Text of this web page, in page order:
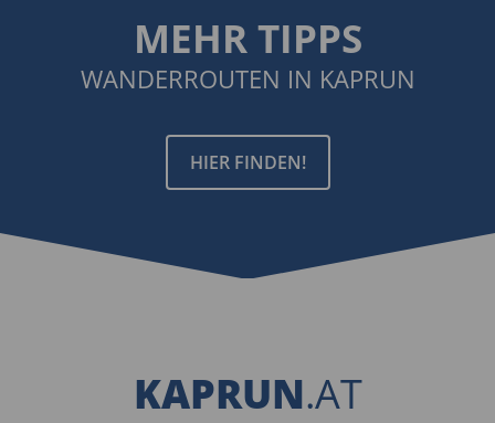
MEHR TIPPS
WANDERROUTEN IN KAPRUN
HIER FINDEN!
KAPRUN.AT